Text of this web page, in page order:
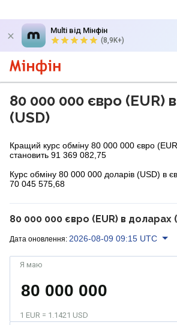
Multi від Мінфін
(8,9K+)
80 000 000 євро (EUR)
(USD)
Кращий курс обміну 80 000 000 євро
становить 91 369 082,75
Курс обміну 80 000 000 доларів (USD) в
70 045 575,68
80 000 000 євро (EUR) в доларах
Дата оновлення: 2026-08-09 09:15 UTC
Я маю
1 EUR = 1.1421 USD